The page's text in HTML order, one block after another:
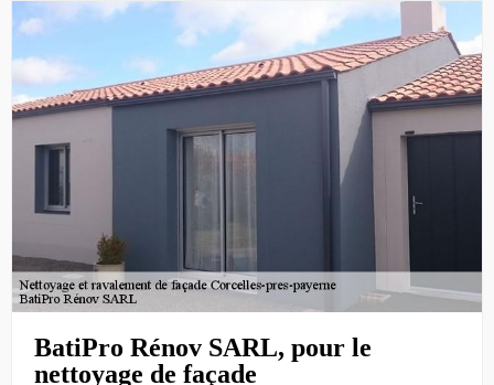
BatiPro Rénov SARL, pour le
nettoyage de façade